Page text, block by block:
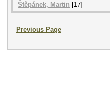
Štěpánek, Martin [17]
Previous Page